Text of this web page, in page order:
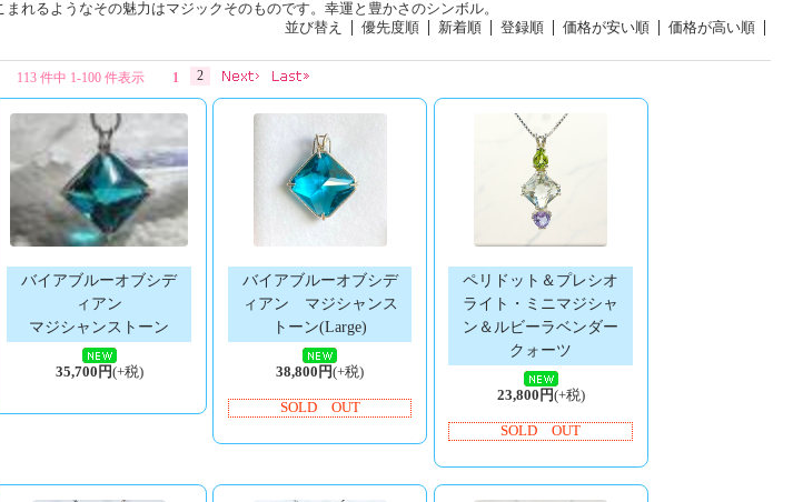
れるようなその魅力はマジックそのものです。幸運と豊かさのシンボル。
並び替え
優先度順 新着順 登録順 価格が安い順 価格が高い順
113 件中 1-100 件表示 1 2
バイアブルーオブシデ
ィアン
マジシャンストーン
35,700円(+税)
バイアブルーオブシデ
ィアン マジシャンス
トーン(Large)
38,800円(+税)
SOLD OUT
ペリドット＆プレシオ
ライト・ミニマジシャ
ン＆ルビーラベンダー
クォーツ
23,800円(+税)
SOLD OUT